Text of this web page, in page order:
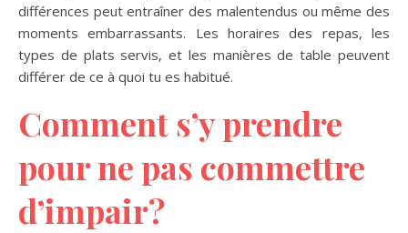
différences peut entraîner des malentendus ou même des
moments embarrassants. Les horaires des repas, les
types de plats servis, et les manières de table peuvent
différer de ce à quoi tu es habitué.
Comment s’y prendre
pour ne pas commettre
d’impair?